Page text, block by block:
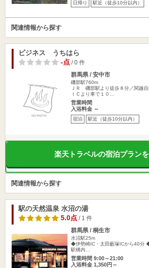
日帰り 駅近（徒歩10分以内）
関連情報から探す
ビジネス うちはら
-点/ 0 件
群馬県 / 安中市
磯部駅760m
ＪＲ 磯部駅より徒歩８分／関越
ＩＣより車で１０…
営業時間
入浴料金 ～
宿泊 駅近（徒歩10分以内）
楽天トラベルの宿泊プラン
関連情報から探す
駅の天然温泉 水沼の湯
5.0点/ 1 件
群馬県 / 桐生市
水沼駅25m
◆伊勢崎IC・太田藪塚ICから40分
駅構内…
営業時間 9:00～21:00
入浴料金 1,350円～